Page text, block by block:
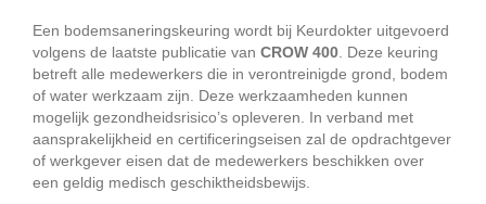
Een bodemsaneringskeuring wordt bij Keurdokter uitgevoerd
volgens de laatste publicatie van CROW 400. Deze keuring
betreft alle medewerkers die in verontreinigde grond, bodem
of water werkzaam zijn. Deze werkzaamheden kunnen
mogelijk gezondheidsrisico’s opleveren. In verband met
aansprakelijkheid en certificeringseisen zal de opdrachtgever
of werkgever eisen dat de medewerkers beschikken over
een geldig medisch geschiktheidsbewijs.